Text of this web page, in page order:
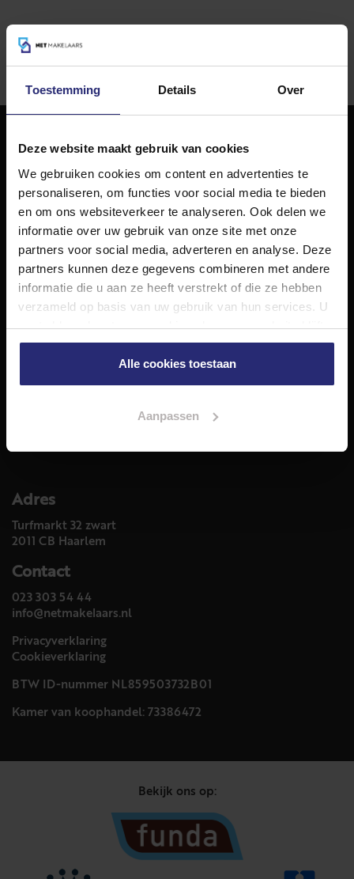
Toestemming Details Over
Deze website maakt gebruik van cookies
We gebruiken cookies om content en advertenties te
personaliseren, om functies voor social media te bieden
en om ons websiteverkeer te analyseren. Ook delen we
informatie over uw gebruik van onze site met onze
partners voor social media, adverteren en analyse. Deze
partners kunnen deze gegevens combineren met andere
informatie die u aan ze heeft verstrekt of die ze hebben
verzameld op basis van uw gebruik van hun services. U
gaat akkoord met onze cookies als u onze website blijft
gebruiken.
Alle cookies toestaan
Aanpassen
023 303 54 44
NET Makelaars
NET Makelaars is een modern makelaarskantoor met
decennialange ervaring in het vak en diepgaande kennis
van de huizenmarkt in Haarlem en omstreken.
Volg ons op
Diensten
Aankoop
Meer informatie over
Adres
Turfmarkt 32 zwart
2011 CB Haarlem
Contact
023 303 54 44
info@netmakelaars.nl
Privacyverklaring
Cookieverklaring
BTW ID-nummer NL859503732B01
Kamer van koophandel: 73386472
Bekijk ons op: